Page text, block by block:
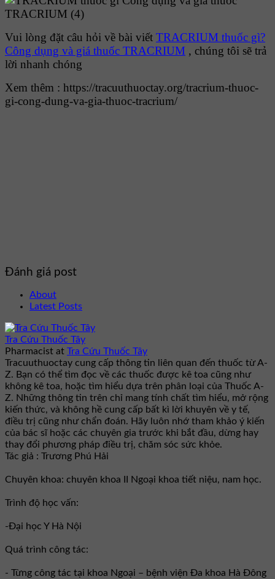
Vui lòng đặt câu hỏi về bài viết TRACRIUM thuốc gì?
Công dụng và giá thuốc TRACRIUM , chúng tôi sẽ trả
lời nhanh chóng
Xem thêm : https://tracuuthuoctay.org/tracrium-thuoc-
gi-cong-dung-va-gia-thuoc-tracrium/
Đánh giá post
About
Latest Posts
Tra Cứu Thuốc Tây
Pharmacist at Tra Cứu Thuốc Tây
Tracuuthuoctay cung cấp thông tin liên quan đến thuốc từ A-
Z. Bạn có thể tìm đọc về các thuốc được kê toa cũng như
không kê toa, hoặc tìm hiểu dựa trên phân loại của Thuốc A-
Z. Những thông tin trên chỉ mang tính chất tìm hiểu, mở rộng
kiến thức, và không hề cung cấp bất kì lời khuyên về y tế,
điều trị cũng như chẩn đoán. Hãy luôn nhớ tham khảo ý kiến
của bác sĩ hoặc các chuyên gia trước khi bắt đầu, dừng hay
thay đổi phương pháp điều trị, chăm sóc sức khỏe.
Tác giả : Trương Phú Hải
Chuyên khoa: chuyên khoa II Ngoại khoa tiết niệu, nam học.
Trình độ học vấn:
-Đại học Y Hà Nội
Quá trình công tác:
- Từng công tác tại khoa Ngoại – bệnh viện Đa khoa Hà Đông